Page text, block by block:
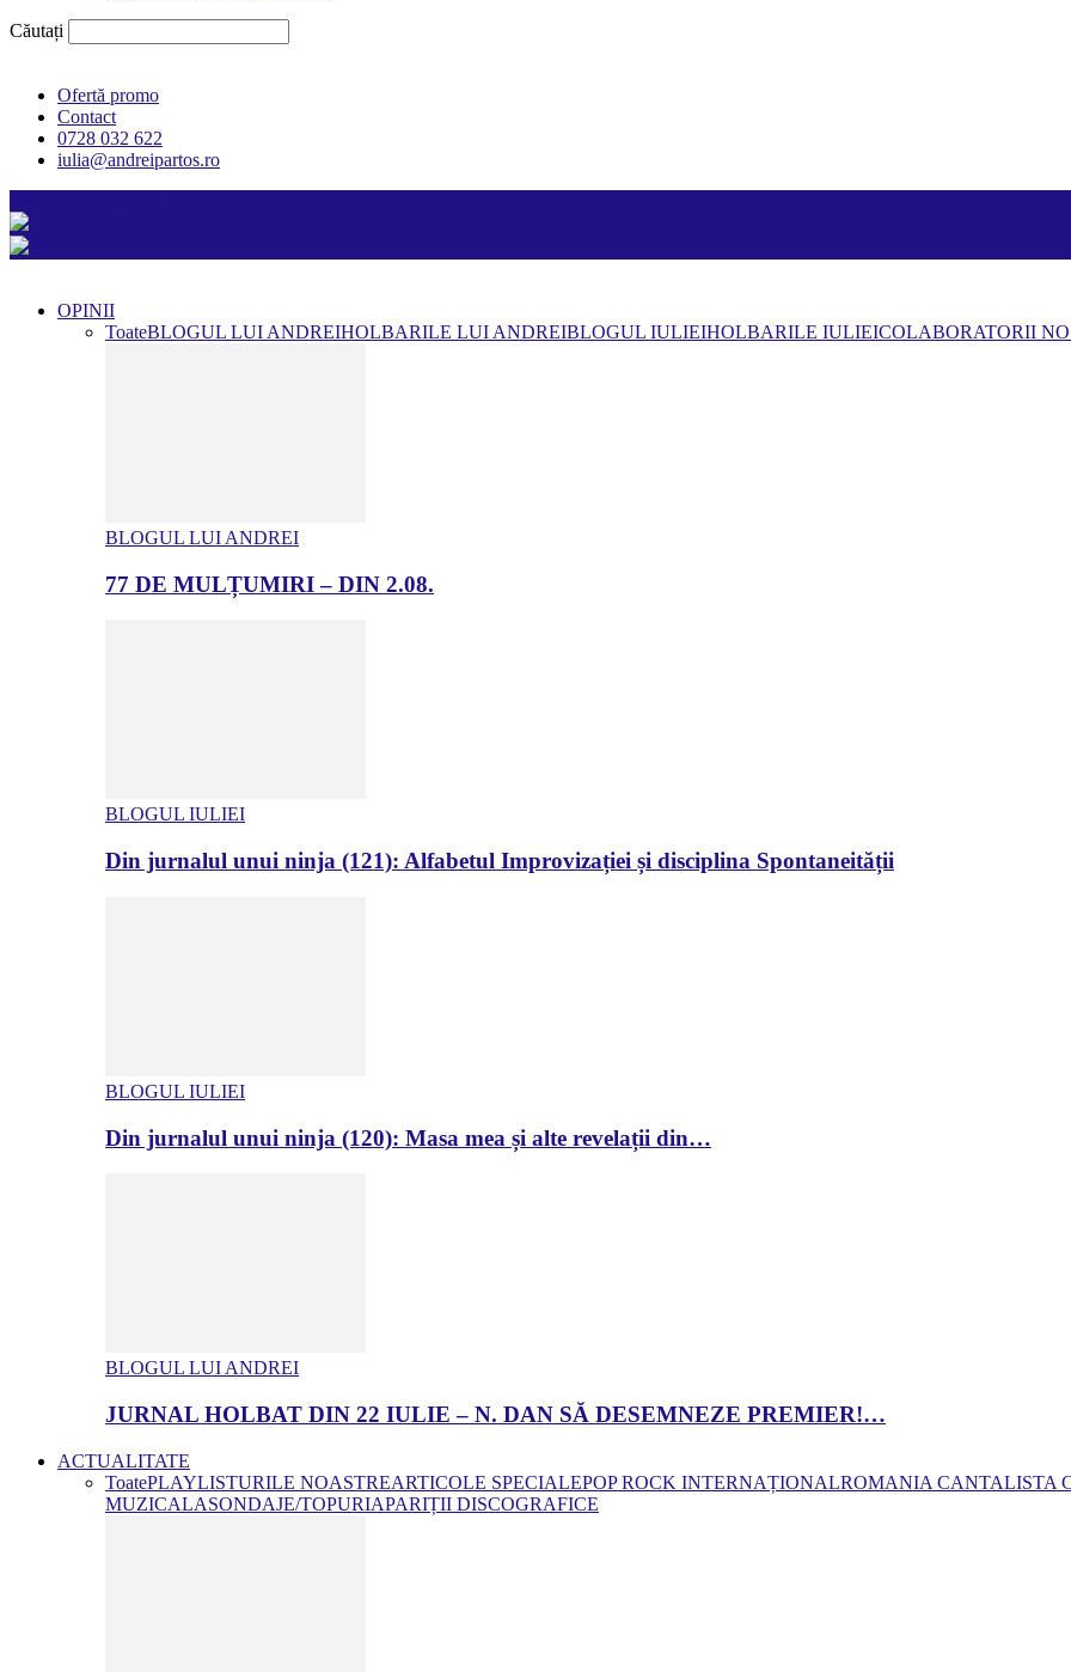
Căutați
Ofertă promo
Contact
0728 032 622
iulia@andreipartos.ro
OPINII
ToateBLOGUL LUI ANDREIHOLBARILE LUI ANDREIBLOGUL IULIEIHOLBARILE IULIEICOLABORATORII
BLOGUL LUI ANDREI
77 DE MULȚUMIRI – DIN 2.08.
BLOGUL IULIEI
Din jurnalul unui ninja (121): Alfabetul Improvizației și disciplina Spontaneității
BLOGUL IULIEI
Din jurnalul unui ninja (120): Masa mea și alte revelații din…
BLOGUL LUI ANDREI
JURNAL HOLBAT DIN 22 IULIE – N. DAN SĂ DESEMNEZE PREMIER!…
ACTUALITATE
ToatePLAYLISTURILE NOASTREARTICOLE SPECIALEPOP ROCK INTERNAȚIONALROMANIA CANTALISTA
MUZICALASONDAJE/TOPURIAPARIȚII DISCOGRAFICE